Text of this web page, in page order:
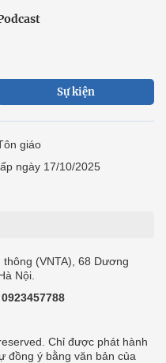
Sự kiện
giáo
ngày 17/10/2025
(VNTA), 68 Dương
Nội.
0923457788
Chỉ được phát hành
đồng ý bằng văn bản của